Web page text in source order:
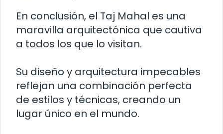
En conclusión, el Taj Mahal es una
maravilla arquitectónica que cautiva
a todos los que lo visitan.
Su diseño y arquitectura impecables
reflejan una combinación perfecta
de estilos y técnicas, creando un
lugar único en el mundo.